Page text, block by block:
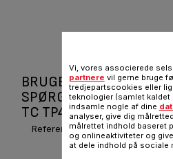
SPØRGSMÅL SET
TC TP4 FCE L3209202
Reference :L3209202
Vi, vores associerede
partnere vil gerne bruge
tredjepartscookies eller
teknologier (samlet
indsamle nogle af dine
analyser, give dig
målrettet indhold baseret
og onlineaktiviteter og
at dele indhold på sociale